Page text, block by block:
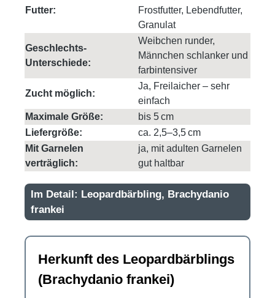
Futter:
Frostfutter, Lebendfutter,
Granulat
Geschlechts-
Unterschiede:
Weibchen runder,
Männchen schlanker und
farbintensiver
Zucht möglich:
Ja, Freilaicher – sehr
einfach
Maximale Größe:
bis 5 cm
Liefergröße:
ca. 2,5–3,5 cm
Mit Garnelen
verträglich:
ja, mit adulten Garnelen
gut haltbar
Im Detail: Leopardbärbling, Brachydanio
frankei
Herkunft des Leopardbärblings
(Brachydanio frankei)